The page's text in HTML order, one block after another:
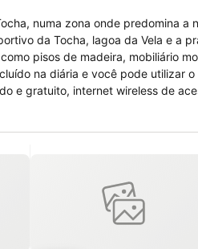
numa zona onde predomina a
da Tocha, lagoa da Vela e a
pisos de madeira, mobiliário
na diária e você pode utilizar
e gratuito, internet wireless de
facilidades para reuniões, fax e